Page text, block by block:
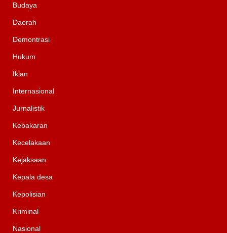
Budaya
Daerah
Demontrasi
Hukum
Iklan
Internasional
Jurnalistik
Kebakaran
Kecelakaan
Kejaksaan
Kepala desa
Kepolisian
Kriminal
Nasional